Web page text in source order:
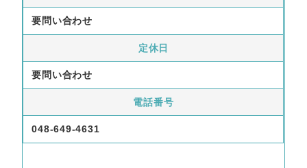
要問い合わせ
定休日
要問い合わせ
電話番号
048-649-4631